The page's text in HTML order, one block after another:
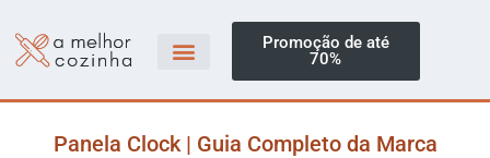
Promoção de até
70%
Panela Clock | Guia Completo da Marca